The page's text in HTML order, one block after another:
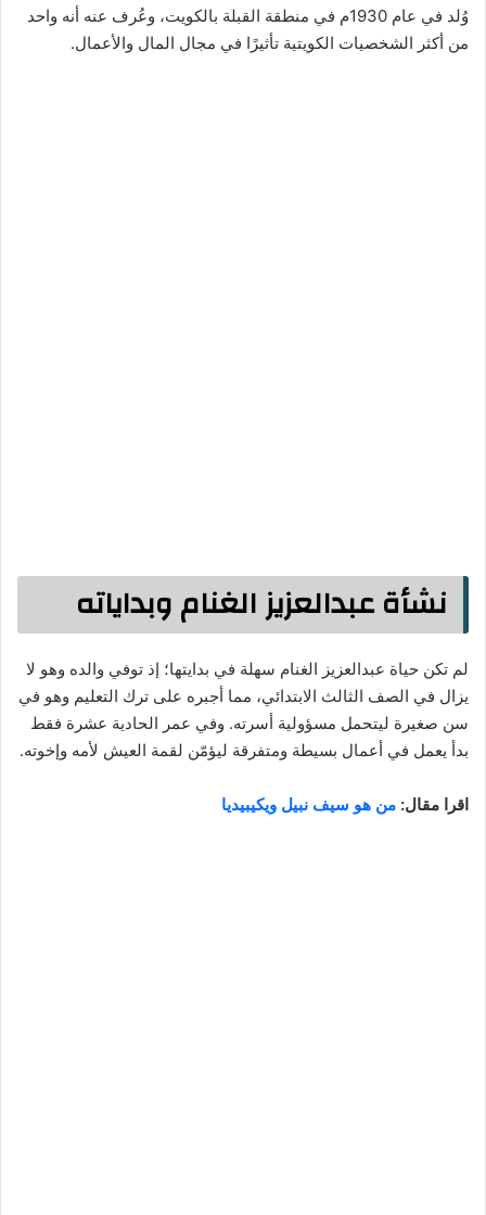
وُلد في عام 1930م في منطقة القبلة بالكويت، وعُرف عنه أنه واحد
من أكثر الشخصيات الكويتية تأثيرًا في مجال المال والأعمال.
نشأة عبدالعزيز الغنام وبداياته
لم تكن حياة عبدالعزيز الغنام سهلة في بدايتها؛ إذ توفي والده وهو لا
يزال في الصف الثالث الابتدائي، مما أجبره على ترك التعليم وهو في
سن صغيرة ليتحمل مسؤولية أسرته. وفي عمر الحادية عشرة فقط
بدأ يعمل في أعمال بسيطة ومتفرقة ليؤمّن لقمة العيش لأمه وإخوته.
اقرا مقال: من هو سيف نبيل ويكيبيديا